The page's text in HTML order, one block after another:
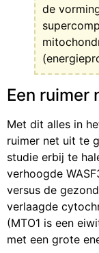
de
Een ruimer
Met dit alles in
ruimer net uit te
studie erbij te
verhoogde
versus de
verlaagde
(MTO1 is een
met een grote